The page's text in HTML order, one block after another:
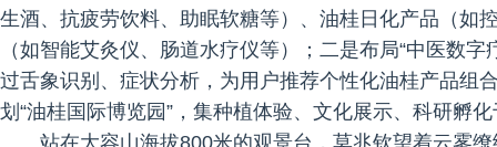
生酒、抗疲劳饮料、助眠软糖等）、油桂日化产品（如
（如智能艾灸仪、肠道水疗仪等）；二是布局“中医数
过舌象识别、症状分析，为用户推荐个性化油桂产品组
划“油桂国际博览园”，集种植体验、文化展示、科研孵
站在大容山海拔800米的观景台，莫兆钦望着云雾